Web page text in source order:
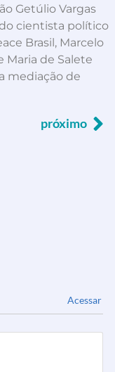
Getúlio Vargas
cientista político
Brasil, Marcelo
Maria de Salete
mediação de
próximo
Acessar